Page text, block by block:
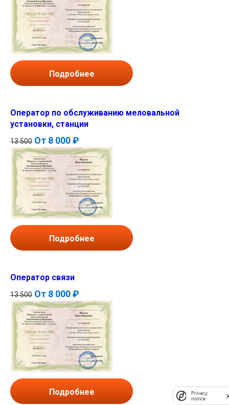
Подробнее
Оператор по обслуживанию меловальной
установки, станции
13 500 От 8 000 ₽
Подробнее
Оператор связи
13 500 От 8 000 ₽
Подробнее
Privacy
notice